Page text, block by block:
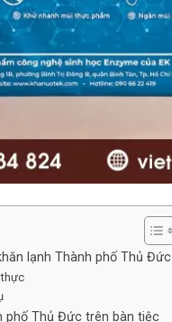
lạnh Thành phố Thủ Đức
thực
phố Thủ Đức trên bàn tiệc